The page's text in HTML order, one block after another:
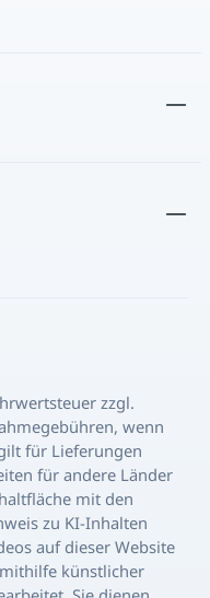
zzgl.
wenn
für Lieferungen
für andere Länder
mit den
zu KI-Inhalten
auf dieser Website
künstlicher